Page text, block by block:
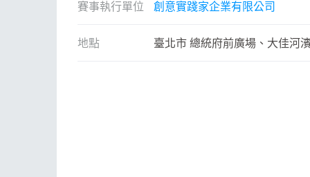
賽事執行單位 創意實踐家企業有限公司
地點 臺北市 總統府前廣場、大佳河